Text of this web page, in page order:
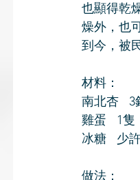
也顯得乾
燥外，也
到今，被
材料：
南北杏   3
雞蛋   1隻
冰糖   少
做法：